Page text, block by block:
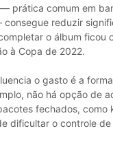
prática comum em
reduzir
o álbum ficou
à Copa de 2022.
o gasto é a
não há opção de
fechados, como
dificultar o controle